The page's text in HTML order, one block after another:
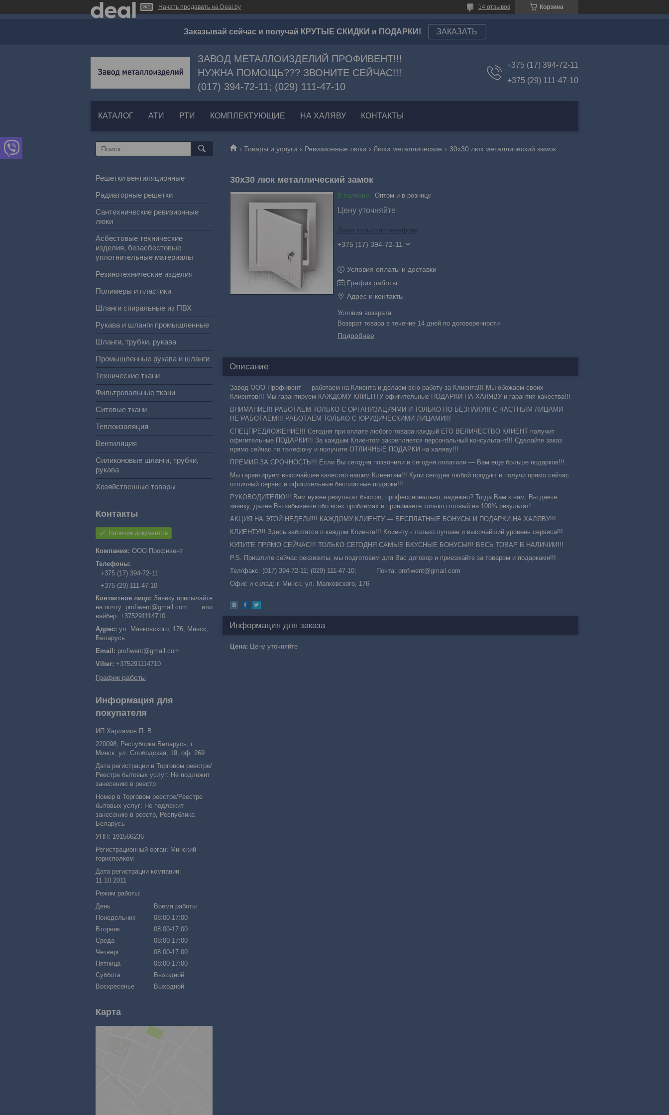
Начать продавать на Deal.by Корзина
14 отзывов
Заказывай сейчас и получай КРУТЫЕ СКИДКИ и ПОДАРКИ! ЗАКАЗАТЬ
ЗАВОД МЕТАЛЛОИЗДЕЛИЙ ПРОФИВЕНТ!!!
НУЖНА ПОМОЩЬ??? ЗВОНИТЕ СЕЙЧАС!!!
(017) 394-72-11; (029) 111-47-10
+375 (17) 394-72-11
+375 (29) 111-47-10
КАТАЛОГ АТИ РТИ КОМПЛЕКТУЮЩИЕ НА ХАЛЯВУ КОНТАКТЫ
Товары и услуги Ревизионные люки Люки металлические 30х30 люк металлический замок
30х30 люк металлический замок
В наличии Оптом и в розницу
Цену уточняйте
Заказ только по телефону
+375 (17) 394-72-11
Условия оплаты и доставки
График работы
Адрес и контакты
возврат товара в течение 14 дней по договоренности
Подробнее
Описание
Завод ООО Профивент ― работаем на Клиента и делаем всю работу за Клиента!!! Мы обожаем своих
Клиентов!!! Мы гарантируем КАЖДОМУ КЛИЕНТУ офигительные ПОДАРКИ НА ХАЛЯВУ и гарантия качества!!!
ВНИМАНИЕ!!! РАБОТАЕМ ТОЛЬКО С ОРГАНИЗАЦИЯМИ И ТОЛЬКО ПО БЕЗНАЛУ!!! С ЧАСТНЫМ ЛИЦАМИ
НЕ РАБОТАЕМ!!! РАБОТАЕМ ТОЛЬКО С ЮРИДИЧЕСКИМИ ЛИЦАМИ!!!
СПЕЦПРЕДЛОЖЕНИЕ!!! Сегодня при оплате любого товара каждый ЕГО ВЕЛИЧЕСТВО КЛИЕНТ получит
офигительные ПОДАРКИ!!! За каждым Клиентом закрепляется персональный консультант!!! Сделайте заказ
прямо сейчас по телефону и получите ОТЛИЧНЫЕ ПОДАРКИ на халяву!!!
ПРЕМИЯ ЗА СРОЧНОСТЬ!!! Если Вы сегодня позвонили и сегодня оплатили ― Вам еще больше подарков!!!
Мы гарантируем высочайшее качество нашим Клиентам!!! Купи сегодня любой продукт и получи прямо сейчас
отличный сервис и офигительные бесплатные подарки!!!
РУКОВОДИТЕЛЮ!!! Вам нужен результат быстро, профессионально, надежно? Тогда Вам к нам, Вы даете
заявку, далее Вы забываете обо всех проблемах и принимаете только готовый на 100% результат!
АКЦИЯ НА ЭТОЙ НЕДЕЛИ!!! КАЖДОМУ КЛИЕНТУ — БЕСПЛАТНЫЕ БОНУСЫ И ПОДАРКИ НА ХАЛЯВУ!!!
КЛИЕНТУ!!! Здесь заботятся о каждом Клиенте!!! Клиенту - только лучшее и высочайший уровень сервиса!!!
КУПИТЕ ПРЯМО СЕЙЧАС!!! ТОЛЬКО СЕГОДНЯ САМЫЕ ВКУСНЫЕ БОНУСЫ!!! ВЕСЬ ТОВАР В НАЛИЧИИ!!!
P.S. Пришлите сейчас реквизиты, мы подготовим для Вас договор и приезжайте за товаром и подарками!!!
Тел/факс: (017) 394-72-11; (029) 111-47-10; Почта: profiwent@gmail.com
Офис и склад: г. Минск, ул. Маяковского, 176
Информация для заказа
Цена: Цену уточняйте
Решетки вентиляционные
Радиаторные решетки
Сантехнические ревизионные
люки
Асбестовые технические
изделия, безасбестовые
уплотнительные материалы
Резинотехнические изделия
Полимеры и пластики
Шланги спиральные из ПВХ
Рукава и шланги промышленные
Шланги, трубки, рукава
Промышленные рукава и шланги
Технические ткани
Фильтровальные ткани
Ситовые ткани
Теплоизоляция
Вентиляция
Силиконовые шланги, трубки,
рукава
Хозяйственные товары
Наличие документов
ООО Профивент
+375 (17) 394-72-11
+375 (29) 111-47-10
Заявку присылайте
на почту: profiwent@gmail.com или
вайбер: +375291114710
ул. Маяковского, 176, Минск,
Беларусь
profiwent@gmail.com
+375291114710
График работы
Информация для
покупателя
ИП Харламов П. В.
220098, Республика Беларусь, г.
Минск, ул. Слободская, 19, оф. 269
Дата регистрации в Торговом реестре/
Реестре бытовых услуг: Не подлежит
занесению в реестр
Номер в Торговом реестре/Реестре
бытовых услуг: Не подлежит
занесению в реестр, Республика
Беларусь
УНП: 191566236
Регистрационный орган: Минский
горисполком
Дата регистрации компании:
11.10.2011
Режим работы:
День
Время работы
Понедельник
08:00-17:00
Вторник
08:00-17:00
Среда
08:00-17:00
Четверг
08:00-17:00
Пятница
08:00-17:00
Суббота
Выходной
Воскресенье
Выходной
Карта